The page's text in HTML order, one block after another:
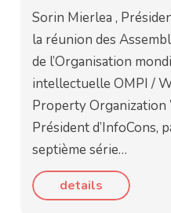
Sorin Mierlea ,
la réunion des
de l’Organisation
intellectuelle OMPI /
Property
Président d’InfoCons,
septième série…
details